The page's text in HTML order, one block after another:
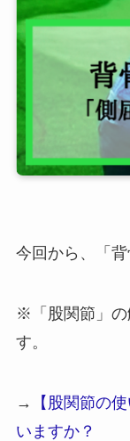
今回から、「背
※「股関節」の
す。
→
【股関節の
いますか？